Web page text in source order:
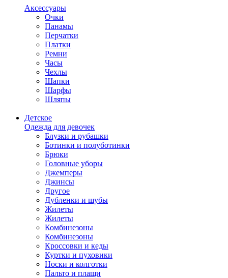
Аксессуары
Очки
Панамы
Перчатки
Платки
Ремни
Часы
Чехлы
Шапки
Шарфы
Шляпы
Детское
Одежда для девочек
Блузки и рубашки
Ботинки и полуботинки
Брюки
Головные уборы
Джемперы
Джинсы
Другое
Дубленки и шубы
Жилеты
Жилеты
Комбинезоны
Комбинезоны
Кроссовки и кеды
Куртки и пуховики
Носки и колготки
Пальто и плащи